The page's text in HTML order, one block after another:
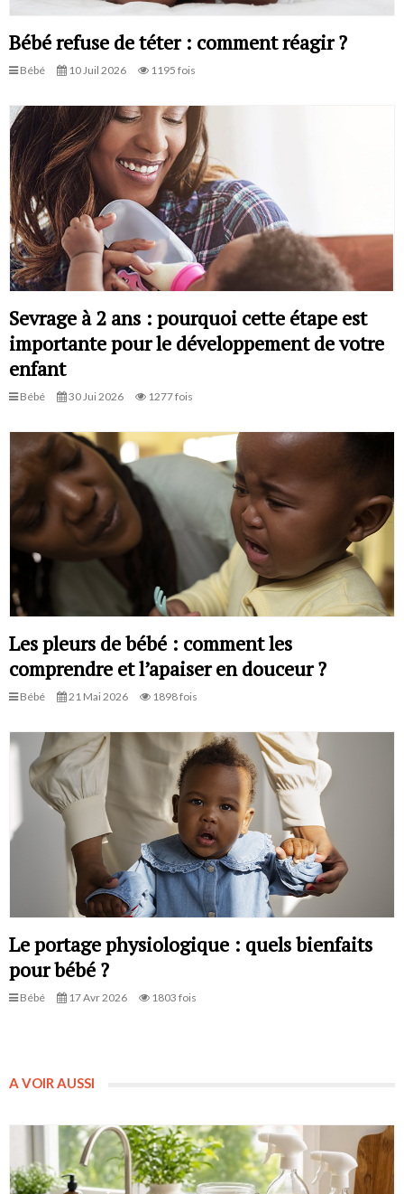
Bébé refuse de téter : comment réagir ?
Bébé 10 Juil 2026 1195 fois
Sevrage à 2 ans : pourquoi cette étape est
importante pour le développement de votre
enfant
Bébé 30 Jui 2026 1277 fois
Les pleurs de bébé : comment les
comprendre et l’apaiser en douceur ?
Bébé 21 Mai 2026 1898 fois
Le portage physiologique : quels bienfaits
pour bébé ?
Bébé 17 Avr 2026 1803 fois
A VOIR AUSSI